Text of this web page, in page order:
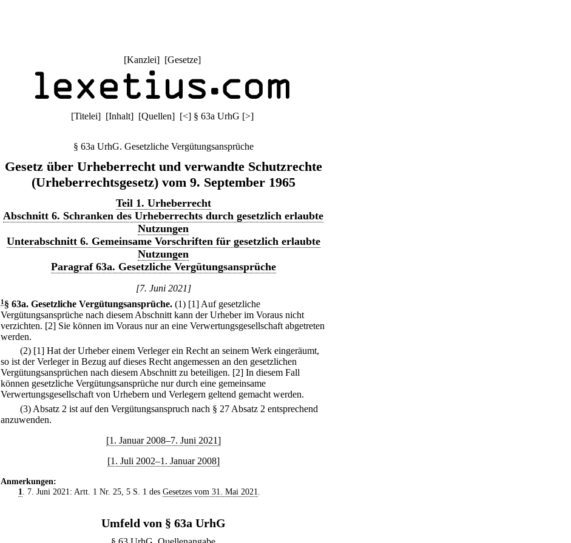
[Kanzlei] [Gesetze]
[Titelei] [Inhalt] [Quellen] [<] § 63a UrhG [>]
§ 63a UrhG. Gesetzliche Vergütungsansprüche
Gesetz über Urheberrecht und verwandte Schutzrechte
(Urheberrechtsgesetz) vom 9. September 1965
Teil 1. Urheberrecht
Abschnitt 6. Schranken des Urheberrechts durch gesetzlich erlaubte
Nutzungen
Unterabschnitt 6. Gemeinsame Vorschriften für gesetzlich erlaubte
Nutzungen
Paragraf 63a. Gesetzliche Vergütungsansprüche
[7. Juni 2021]
1 § 63a. Gesetzliche Vergütungsansprüche. (1) [1] Auf gesetzliche
Vergütungsansprüche nach diesem Abschnitt kann der Urheber im Voraus nicht
verzichten. [2] Sie können im Voraus nur an eine Verwertungsgesellschaft abgetreten
werden.
(2) [1] Hat der Urheber einem Verleger ein Recht an seinem Werk eingeräumt,
so ist der Verleger in Bezug auf dieses Recht angemessen an den gesetzlichen
Vergütungsansprüchen nach diesem Abschnitt zu beteiligen. [2] In diesem Fall
können gesetzliche Vergütungsansprüche nur durch eine gemeinsame
Verwertungsgesellschaft von Urhebern und Verlegern geltend gemacht werden.
(3) Absatz 2 ist auf den Vergütungsanspruch nach § 27 Absatz 2 entsprechend
anzuwenden.
[1. Januar 2008–7. Juni 2021]
[1. Juli 2002–1. Januar 2008]
Anmerkungen:
1
. 7. Juni 2021: Artt. 1 Nr. 25, 5 S. 1 des Gesetzes vom 31. Mai 2021
Umfeld von § 63a UrhG